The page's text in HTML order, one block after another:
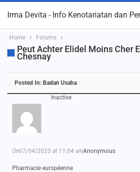
Irma Devita - Info Kenotariatan dan
Home Forums
Peut Achter Elidel Moins Cher
Chesnay
Posted In: Badan Usaha
Inactive
Anonymous
On07/04/2025 at 11:04 am
Pharmacie européenne